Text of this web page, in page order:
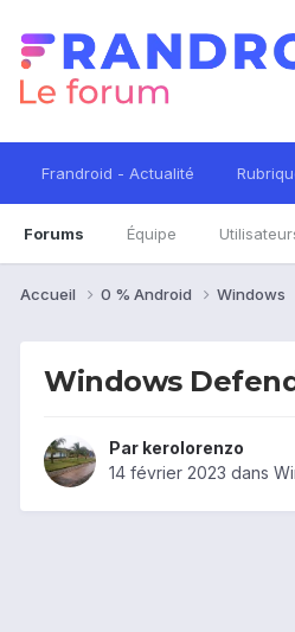
Frandroid - Actualité
Forums Équipe
Accueil 0 % Android Windows
Windows
Par kerolorenzo
14 février 2023 dans